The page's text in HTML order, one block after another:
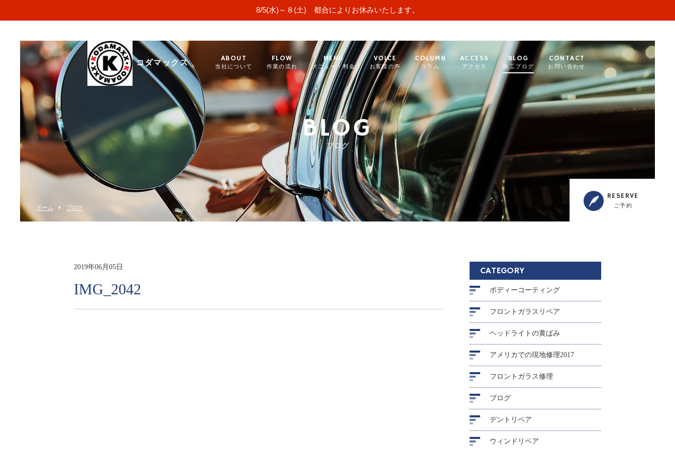
8/5(水)～８(土) 都合によりお休みいたします。
コダマックス
ABOUT
当社について
FLOW
作業の流れ
MENU
メニュー・料金
VOICE
お客様の声
COLUMN
コラム
ACCESS
アクセス
BLOG
施工ブログ
CONTACT
お問い合わせ
BLOG
ブログ
ホーム ブログ
RESERVE
ご予約
2019年06月05日
IMG_2042
CATEGORY
ボディーコーティング
フロントガラスリペア
ヘッドライトの黄ばみ
アメリカでの現地修理2017
フロントガラス修理
ブログ
デントリペア
ウィンドリペア